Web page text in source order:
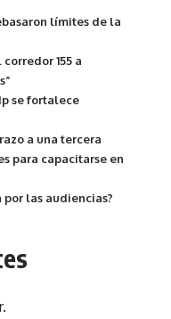
límites de la
155 a
se fortalece
a una tercera
para capacitarse en
las audiencias?